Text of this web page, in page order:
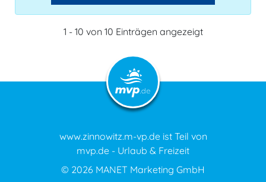
1 - 10 von 10 Einträgen angezeigt
www.zinnowitz.m-vp.de ist Teil von
mvp.de - Urlaub & Freizeit
© 2026 MANET Marketing GmbH